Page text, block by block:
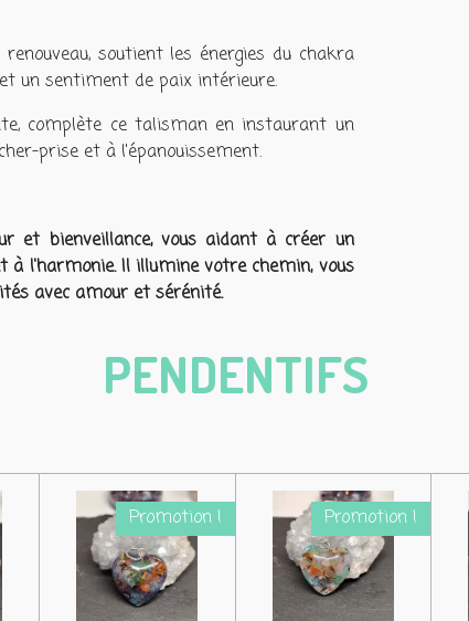
soutient les énergies du chakra
un sentiment de paix intérieure.
complète ce talisman en instaurant un
prise et à l'épanouissement.
et bienveillance, vous aidant à créer un
à l'harmonie. Il illumine votre chemin, vous
avec amour et sérénité.
PENDENTIFS
Promotion ! Promotion !